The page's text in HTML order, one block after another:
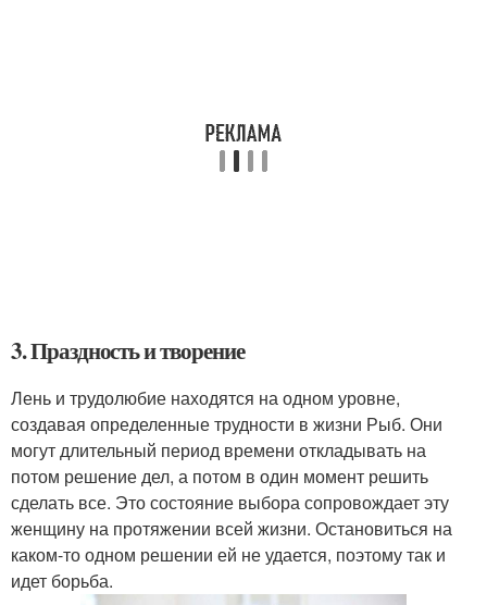
3. Праздность и творение
Лень и трудолюбие находятся на одном уровне,
создавая определенные трудности в жизни Рыб. Они
могут длительный период времени откладывать на
потом решение дел, а потом в один момент решить
сделать все. Это состояние выбора сопровождает эту
женщину на протяжении всей жизни. Остановиться на
каком-то одном решении ей не удается, поэтому так и
идет борьба.